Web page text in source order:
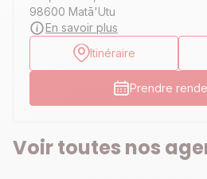
98600 Matā'Utu
En savoir plus
Itinéraire
Prendre
Voir toutes nos